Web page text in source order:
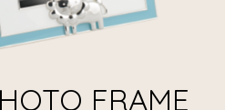
FRAME